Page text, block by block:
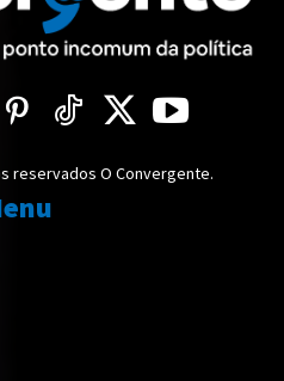
reservados O Convergente.